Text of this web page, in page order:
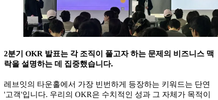
2분기 OKR 발표는 각 조직이 풀고자 하는 문제의 비즈니스 맥
락을 설명하는 데 집중했습니다.
레브잇의 타운홀에서 가장 빈번하게 등장하는 키워드는 단연
'고객'입니다. 우리의 OKR은 수치적인 성과 그 자체가 목적이